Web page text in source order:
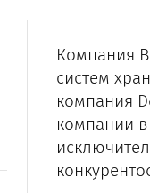
Компания
систем
компания
компании